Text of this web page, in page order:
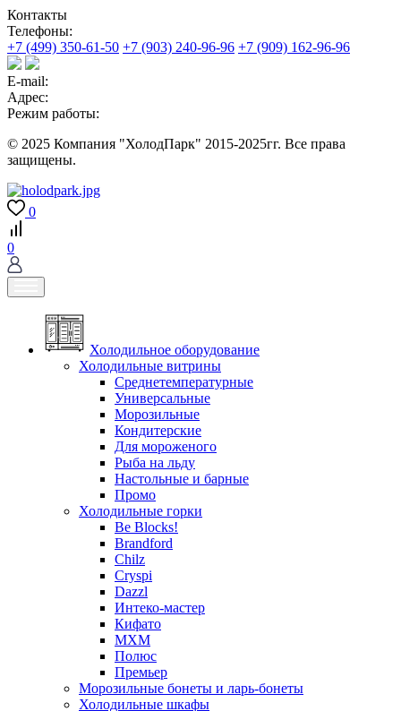
Контакты
Телефоны:
+7 (499) 350-61-50 +7 (903) 240-96-96 +7 (909) 162-96-96
E-mail:
Адрес:
Режим работы:
© 2025 Компания "ХолодПарк" 2015-2025гг. Все права
защищены.
0
0
Холодильное оборудование
Холодильные витрины
Среднетемпературные
Универсальные
Морозильные
Кондитерские
Для мороженого
Рыба на льду
Настольные и барные
Промо
Холодильные горки
Be Blocks!
Brandford
Chilz
Cryspi
Dazzl
Интеко-мастер
Кифато
МХМ
Полюс
Премьер
Морозильные бонеты и ларь-бонеты
Холодильные шкафы